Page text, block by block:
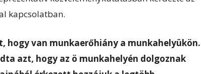
kapcsolatban.
hogy van munkaerőhiány a munkahelyükön.
azt, hogy az ö munkahelyén dolgoznak